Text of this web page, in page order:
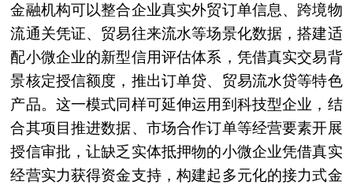
金融机构可以整合企业真实外贸订单信息、跨境物
流通关凭证、贸易往来流水等场景化数据，搭建适
配小微企业的新型信用评估体系，凭借真实交易背
景核定授信额度，推出订单贷、贸易流水贷等特色
产品。这一模式同样可延伸运用到科技型企业，结
合其项目推进数据、市场合作订单等经营要素开展
授信审批，让缺乏实体抵押物的小微企业凭借真实
经营实力获得资金支持，构建起多元化的接力式金